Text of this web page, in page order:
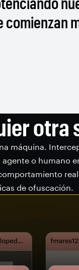
otra
máquina.
o humano
de ofuscación.